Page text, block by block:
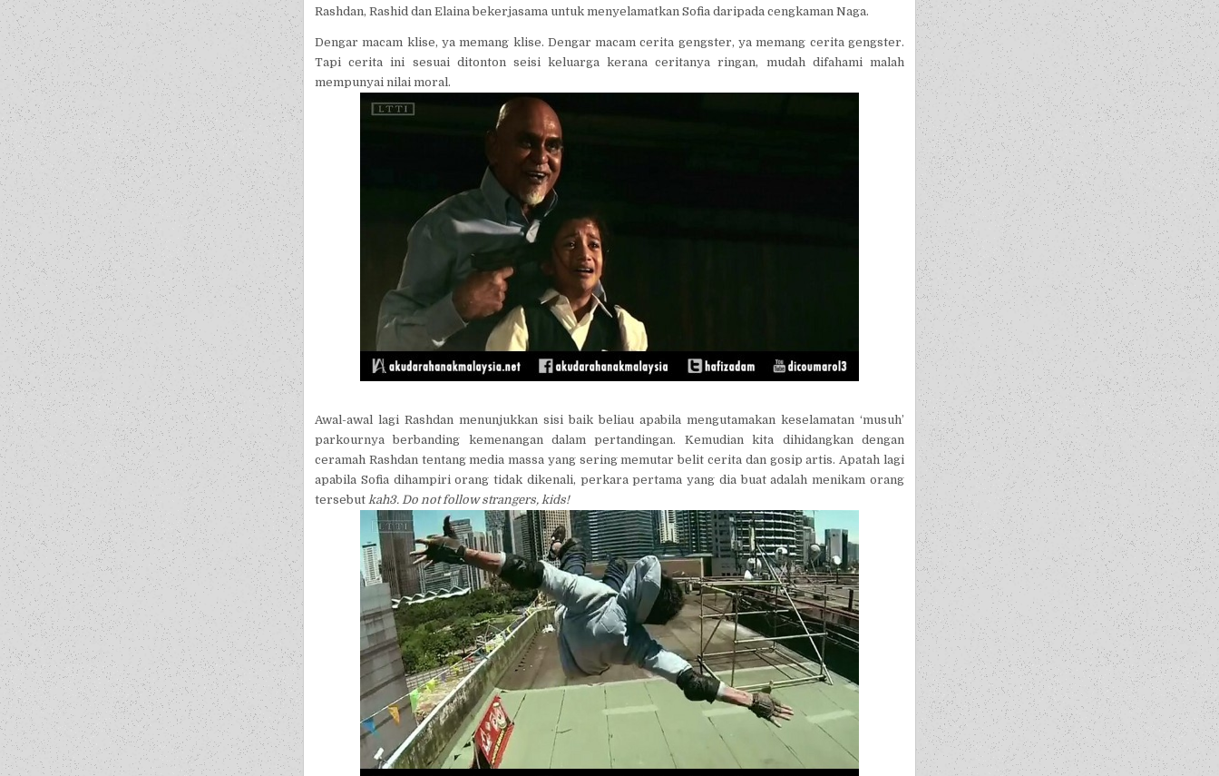
Rashdan, Rashid dan Elaina bekerjasama untuk menyelamatkan Sofia daripada cengkaman Naga.
Dengar macam klise, ya memang klise. Dengar macam cerita gengster, ya memang cerita gengster.
Tapi cerita ini sesuai ditonton seisi keluarga kerana ceritanya ringan, mudah difahami malah
mempunyai nilai moral.
Awal-awal lagi Rashdan menunjukkan sisi baik beliau apabila mengutamakan keselamatan ‘musuh’
parkournya berbanding kemenangan dalam pertandingan. Kemudian kita dihidangkan dengan
ceramah Rashdan tentang media massa yang sering memutar belit cerita dan gosip artis. Apatah lagi
apabila Sofia dihampiri orang tidak dikenali, perkara pertama yang dia buat adalah menikam orang
tersebutkah3. Do not follow strangers, kids!